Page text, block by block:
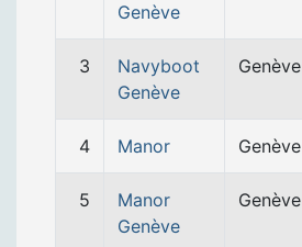
Genève
3
Navyboot
Genève
Genève
4 Manor Genève
5
Manor
Genève
Genève